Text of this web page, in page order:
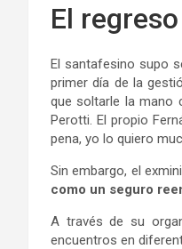
El
El santafesino supo
primer día de la
que soltarle la mano
Perotti. El propio
pena, yo lo quiero
Sin embargo, el
como un seguro
A través de su
encuentros en